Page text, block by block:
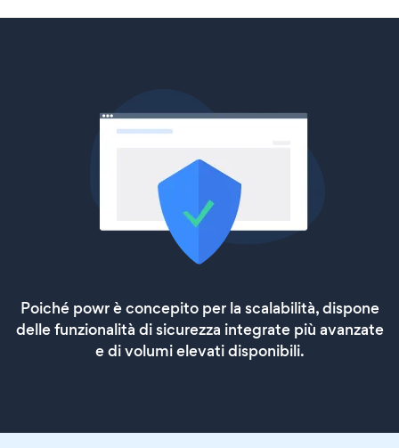
Poiché powr è concepito per la scalabilità, dispone
delle funzionalità di sicurezza integrate più avanzate
e di volumi elevati disponibili.